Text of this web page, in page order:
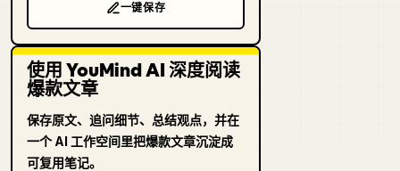
一键保存
使用 YouMind AI 深度阅读
爆款文章
保存原文、追问细节、总结观点，并在
一个 AI 工作空间里把爆款文章沉淀成
可复用笔记。